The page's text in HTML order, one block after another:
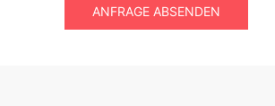
ANFRAGE ABSENDEN